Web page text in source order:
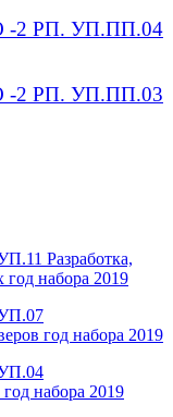
-2 РП. УП.ПП.04
-2 РП. УП.ПП.03
Разработка,
набора 2019
год набора 2019
набора 2019